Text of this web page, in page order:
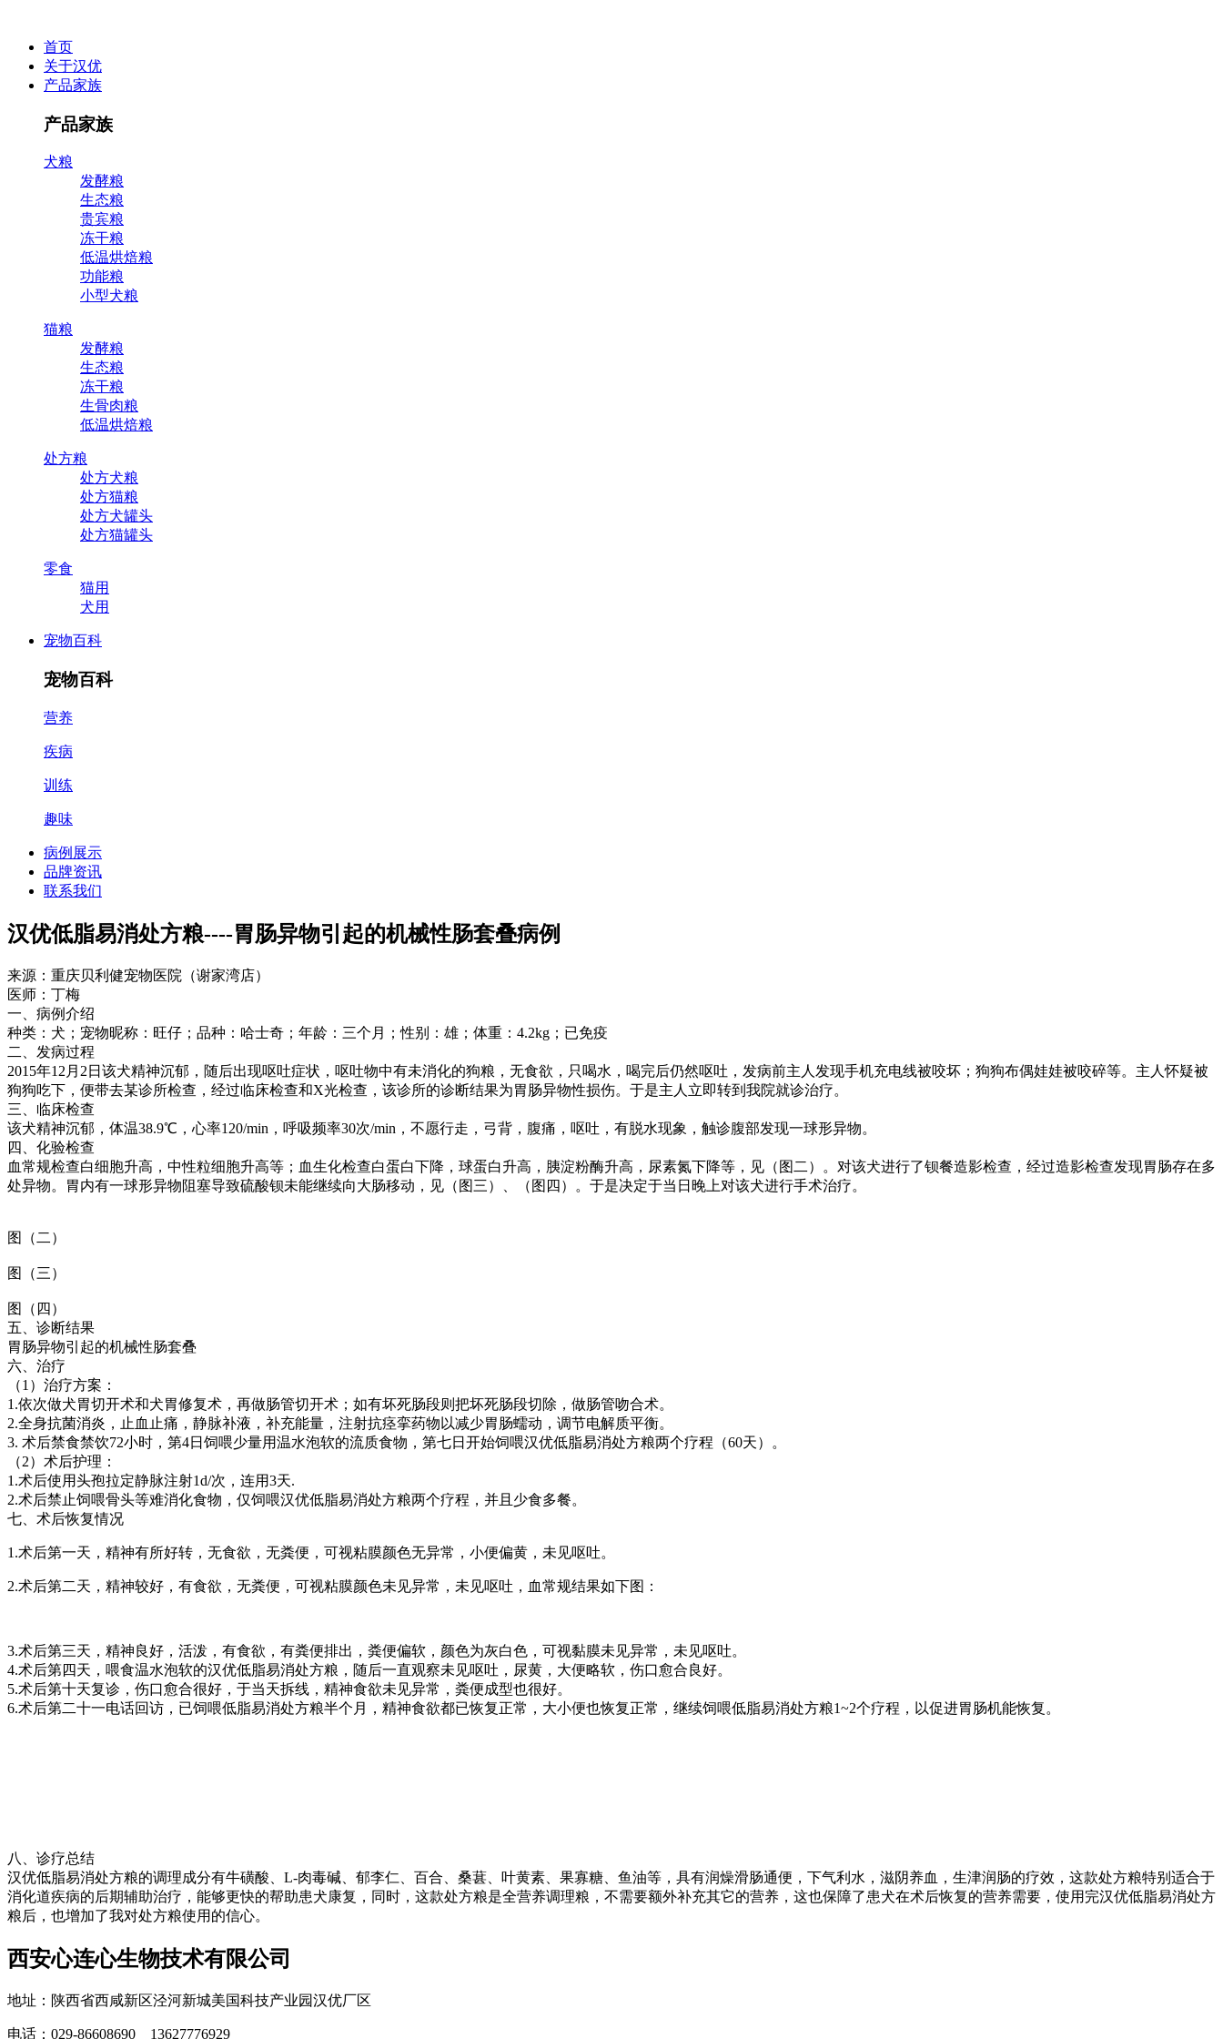
首页
关于汉优
产品家族
产品家族
犬粮
发酵粮
生态粮
贵宾粮
冻干粮
低温烘焙粮
功能粮
小型犬粮
猫粮
发酵粮
生态粮
冻干粮
生骨肉粮
低温烘焙粮
处方粮
处方犬粮
处方猫粮
处方犬罐头
处方猫罐头
零食
猫用
犬用
宠物百科
宠物百科
营养
疾病
训练
趣味
病例展示
品牌资讯
联系我们
汉优低脂易消处方粮----胃肠异物引起的机械性肠套叠病例
来源：重庆贝利健宠物医院（谢家湾店）
医师：丁梅
一、病例介绍
种类：犬；宠物昵称：旺仔；品种：哈士奇；年龄：三个月；性别：雄；体重：4.2kg；已免疫
二、发病过程
2015年12月2日该犬精神沉郁，随后出现呕吐症状，呕吐物中有未消化的狗粮，无食欲，只喝水，喝完后仍然呕吐，发病前主人发现手机充电线被咬坏；狗狗布偶娃娃被咬碎等。主人怀疑被
狗狗吃下，便带去某诊所检查，经过临床检查和X光检查，该诊所的诊断结果为胃肠异物性损伤。于是主人立即转到我院就诊治疗。
三、临床检查
该犬精神沉郁，体温38.9℃，心率120/min，呼吸频率30次/min，不愿行走，弓背，腹痛，呕吐，有脱水现象，触诊腹部发现一球形异物。
四、化验检查
血常规检查白细胞升高，中性粒细胞升高等；血生化检查白蛋白下降，球蛋白升高，胰淀粉酶升高，尿素氮下降等，见（图二）。对该犬进行了钡餐造影检查，经过造影检查发现胃肠存在多
处异物。胃内有一球形异物阻塞导致硫酸钡未能继续向大肠移动，见（图三）、（图四）。于是决定于当日晚上对该犬进行手术治疗。
图（二）
图（三）
图（四）
五、诊断结果
胃肠异物引起的机械性肠套叠
六、治疗
（1）治疗方案：
1.依次做犬胃切开术和犬胃修复术，再做肠管切开术；如有坏死肠段则把坏死肠段切除，做肠管吻合术。
2.全身抗菌消炎，止血止痛，静脉补液，补充能量，注射抗痉挛药物以减少胃肠蠕动，调节电解质平衡。
3. 术后禁食禁饮72小时，第4日饲喂少量用温水泡软的流质食物，第七日开始饲喂汉优低脂易消处方粮两个疗程（60天）。
（2）术后护理：
1.术后使用头孢拉定静脉注射1d/次，连用3天.
2.术后禁止饲喂骨头等难消化食物，仅饲喂汉优低脂易消处方粮两个疗程，并且少食多餐。
七、术后恢复情况
1.术后第一天，精神有所好转，无食欲，无粪便，可视粘膜颜色无异常，小便偏黄，未见呕吐。
2.术后第二天，精神较好，有食欲，无粪便，可视粘膜颜色未见异常，未见呕吐，血常规结果如下图：
3.术后第三天，精神良好，活泼，有食欲，有粪便排出，粪便偏软，颜色为灰白色，可视黏膜未见异常，未见呕吐。
4.术后第四天，喂食温水泡软的汉优低脂易消处方粮，随后一直观察未见呕吐，尿黄，大便略软，伤口愈合良好。
5.术后第十天复诊，伤口愈合很好，于当天拆线，精神食欲未见异常，粪便成型也很好。
6.术后第二十一电话回访，已饲喂低脂易消处方粮半个月，精神食欲都已恢复正常，大小便也恢复正常，继续饲喂低脂易消处方粮1~2个疗程，以促进胃肠机能恢复。
八、诊疗总结
汉优低脂易消处方粮的调理成分有牛磺酸、L-肉毒碱、郁李仁、百合、桑葚、叶黄素、果寡糖、鱼油等，具有润燥滑肠通便，下气利水，滋阴养血，生津润肠的疗效，这款处方粮特别适合于
消化道疾病的后期辅助治疗，能够更快的帮助患犬康复，同时，这款处方粮是全营养调理粮，不需要额外补充其它的营养，这也保障了患犬在术后恢复的营养需要，使用完汉优低脂易消处方
粮后，也增加了我对处方粮使用的信心。
西安心连心生物技术有限公司
地址：陕西省西咸新区泾河新城美国科技产业园汉优厂区
电话：029-86608690 13627776929